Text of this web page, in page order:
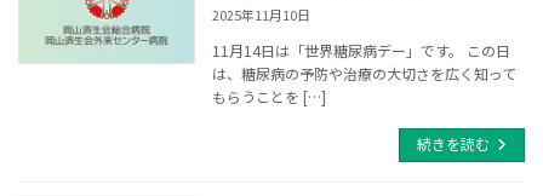
2025年11月10日
11月14日は「世界糖尿病デー」です。 この日
は、糖尿病の予防や治療の大切さを広く知って
もらうことを […]
続きを読む